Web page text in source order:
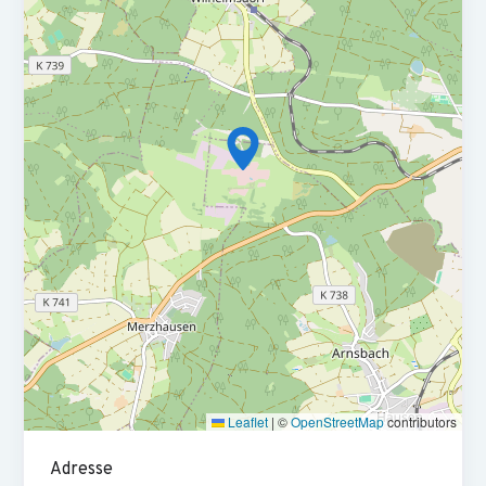
Betriebsprüfungen begleiten:Du bereitest
Betriebsprüfungen vor und begleitest diese, um einen
reibungslosen Ablauf zu garantieren
Kommunikation und Prüfung: Im ständigen
Austausch mit Mandanten und Behörden stellst du die
Richtigkeit von Steuerbescheiden sicher und führst
steuerliche Berechnungen durch, um optimale Lösungen zu
finden
Ausbildung und Weiterbildung:Du hast eine
erfolgreich abgeschlossene Ausbildung zum
Steuerfachangestellten (m/w/d) oder eine Weiterbildung
zum Steuerfachwirt
Fachkenntnisse:Du bringst fundierte Kenntnisse in der
Leaflet | ©OpenStreetMapcontributors
Adresse